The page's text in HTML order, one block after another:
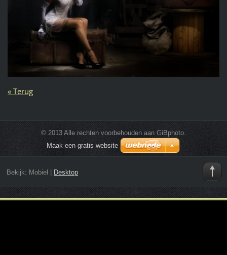
« Terug
© 2013 Alle rechten voorbehouden aan GiBphoto.
Maak een gratis website
Bekijk: Mobiel | Desktop